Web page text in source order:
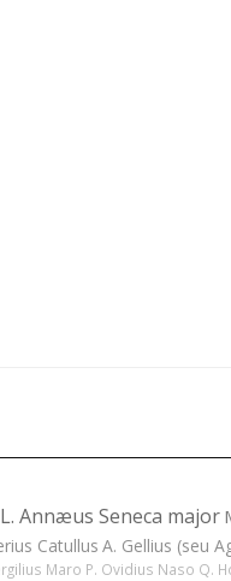
L. Annæus Seneca major
Catullus A. Gellius (seu
Maro P. Ovidius Naso Q.